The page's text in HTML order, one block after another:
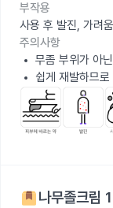
부작용
사용 후 발진, 가려
주의사항
무좀 부위가 아
쉽게 재발하므
나무졸크림